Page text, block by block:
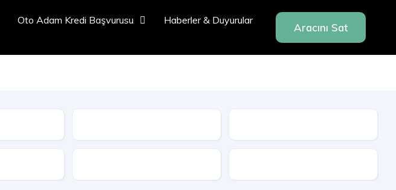
Oto Adam Kredi Başvurusu Haberler & Duyurular
Aracını Sat